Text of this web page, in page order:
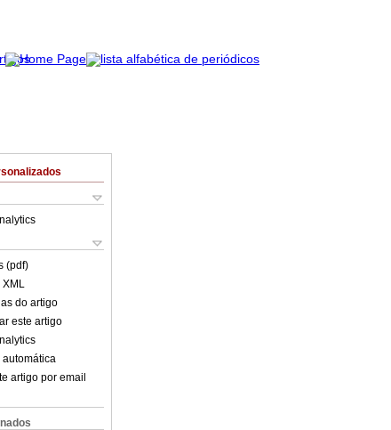
(pdf)
XML
do artigo
este artigo
artigo por email